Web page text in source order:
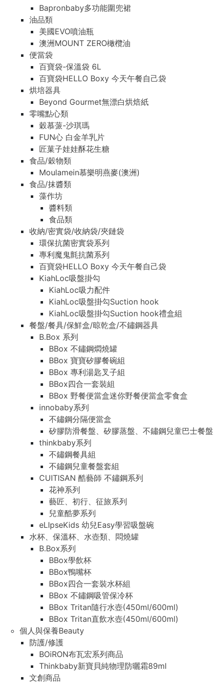
Bapronbaby多功能圍兜裙
油品類
美國EVO噴油瓶
澳洲MOUNT ZERO橄欖油
便當袋
百寶袋-保溫袋 6L
百寶袋HELLO Boxy 今天午餐自己袋
烘培器具
Beyond Gourmet無漂白烘焙紙
零嘴點心類
穀慕蒎-沙琪瑪
FUN心 白金羊乳片
匠菓子娃娃酥花生糖
食品/穀物類
Moulamein慕樂明燕麥(澳洲)
食品/抹醬類
藻作坊
醬料類
食品類
收納/密實袋/收納袋/夾鏈袋
環保抗菌密實袋系列
專利魔鬼氈抗菌系列
百寶袋HELLO Boxy 今天午餐自己袋
KiahLoc吸盤掛勾
KiahLoc吸力配件
KiahLoc吸盤掛勾Suction hook
KiahLoc吸盤掛勾Suction hook禮盒組
餐盤/餐具/保鮮盒/晾乾盒/不鏽鋼器具
B.Box 系列
BBox 不鏽鋼燜燒罐
BBox 寶寶矽膠餐碗組
BBox 專利湯匙叉子組
BBox四合一套裝組
BBox 野餐便當盒迷你野餐便當盒零食盒
innobaby系列
不鏽鋼分隔便當盒
矽膠防滑餐盤、矽膠蒸盤、不鏽鋼兒童巴士餐盤
thinkbaby系列
不鏽鋼餐具組
不鏽鋼兒童餐盤套組
CUITISAN 酷藝師 不鏽鋼系列
花神系列
藝匠、初行、征旅系列
兒童酷夢系列
eLIpseKids 幼兒Easy學習吸盤碗
水杯、保溫杯、水壺類、悶燒罐
B.Box系列
BBox學飲杯
BBox鴨嘴杯
BBox四合一套裝水杯組
BBox 不鏽鋼吸管保冷杯
BBox Tritan隨行水壺(450ml/600ml)
BBox Tritan直飲水壺(450ml/600ml)
個人與保養Beauty
防護/修護
BOiRON布瓦宏系列商品
Thinkbaby新寶貝純物理防曬霜89ml
文創商品